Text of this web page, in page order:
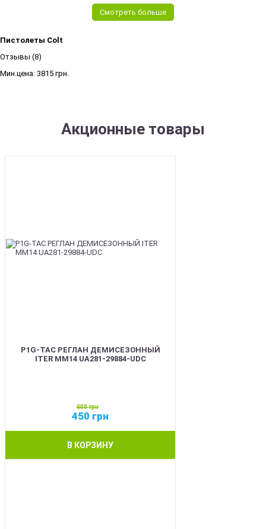
Смотреть больше
Пистолеты Colt
Отзывы (8)
Мин.цена: 3815 грн.
Акционные товары
P1G-TAC РЕГЛАН ДЕМИСЕЗОННЫЙ
ITER ММ14 UA281-29884-UDC
600грн
450 грн
В КОРЗИНУ